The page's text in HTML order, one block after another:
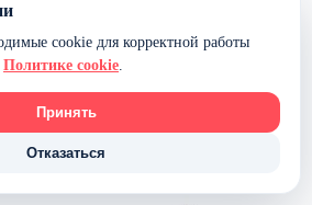
Flo без адаптеров — ((fl-07c)
cookie для корректной работы
Политике cookie.
Принять
Отказаться